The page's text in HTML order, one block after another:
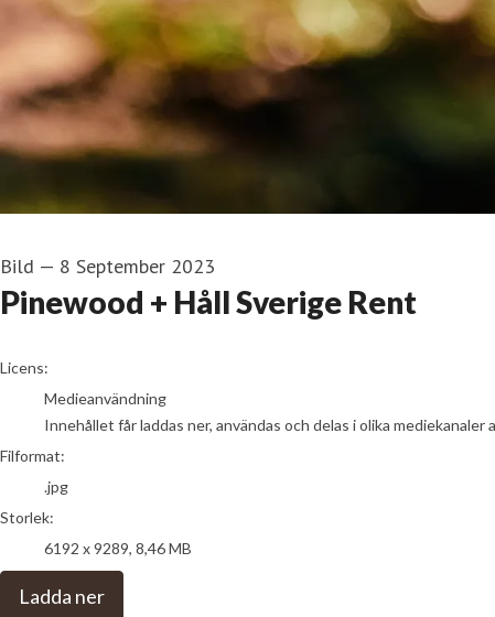
Bild — 8 September 2023
Pinewood + Håll Sverige Rent
go to media item
Licens:
Medieanvändning
Innehållet får laddas ner, användas och delas i olika
Filformat:
.jpg
Storlek:
6192 x 9289, 8,46 MB
Ladda ner